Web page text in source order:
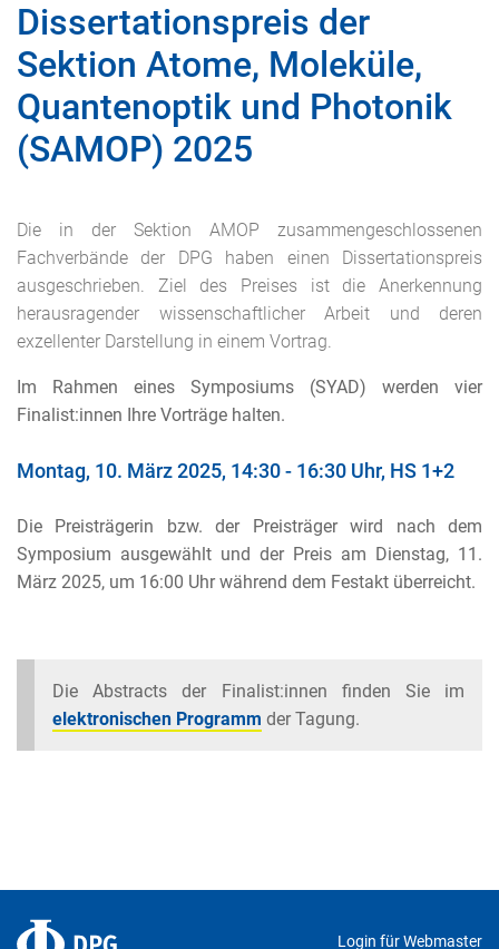
Dissertationspreis der
Sektion Atome, Moleküle,
Quantenoptik und Photonik
(SAMOP) 2025
Die in der Sektion AMOP zusammengeschlossenen
Fachverbände der DPG haben einen Dissertationspreis
ausgeschrieben. Ziel des Preises ist die Anerkennung
herausragender wissenschaftlicher Arbeit und deren
exzellenter Darstellung in einem Vortrag.
Im Rahmen eines Symposiums (SYAD) werden vier
Finalist:innen Ihre Vorträge halten.
Montag, 10. März 2025, 14:30 - 16:30 Uhr, HS 1+2
Die Preisträgerin bzw. der Preisträger wird nach dem
Symposium ausgewählt und der Preis am Dienstag, 11.
März 2025, um 16:00 Uhr während dem Festakt überreicht.
Die Abstracts der Finalist:innen finden Sie im
elektronischen Programm der Tagung.
Login für Webmaster